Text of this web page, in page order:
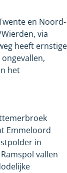
en Noord-
via
heeft ernstige
het
Emmeloord
in
vallen